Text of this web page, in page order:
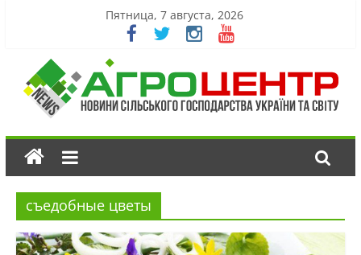
Пятница, 7 августа, 2026
съедобные цветы